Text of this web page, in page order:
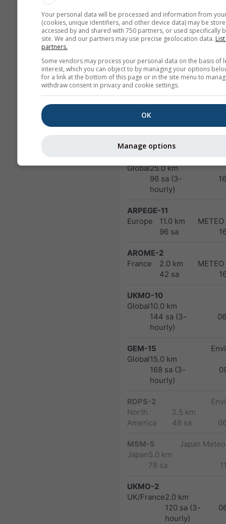
NAM-3
North America 3.0 km
HRRR-2
North America
17 sa
FV3-5
Alaska
5.0 km
Global25.0 km
96 sa (3-
hourly)
ARPEGE-11
Europe
11.0 km
96 sa
AROME-2
France
2.0 km
42 sa
UKMO-10
Global10.0 km
144 sa (3-
hourly)
GEM-15
Global15.0 km
168 sa (3-
hourly)
RDPS-2
North
America
2.5 km
48 sa
MSM-5
Japan5.0 km
78 sa
Japan
UKMO-2
UK/France2.0 km
120 sa (3-
hourly)
Your personal data will be processed and information from
(cookies, unique identifiers, and other device data) may be
accessed by and shared with 750 partners, or used specifically
site. We and our partners may use precise geolocation data.
partners.
Some vendors may process your personal data on the basis of
interest, which you can object to by managing your options
for a link at the bottom of this page or in the site menu to
withdraw consent in privacy and cookie settings.
OK
Manage options